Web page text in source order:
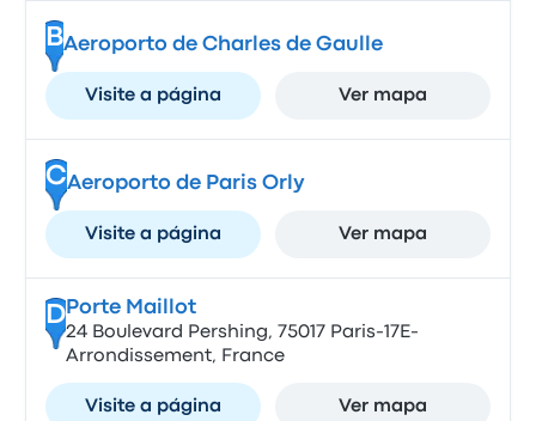
BAeroporto de Charles de Gaulle
Visite a página Ver mapa
CAeroporto de Paris Orly
Visite a página Ver mapa
DPorte Maillot
24 Boulevard Pershing, 75017 Paris-17E-
Arrondissement, France
Visite a página Ver mapa